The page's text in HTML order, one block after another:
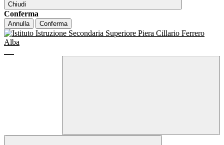
Chiudi
Conferma
Annulla Conferma